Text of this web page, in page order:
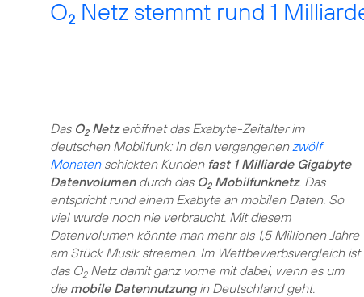
O2 Netz stemmt rund 1
Das O2Netzeröffnet das Exabyte-Zeitalter im
deutschen Mobilfunk: In den vergangenenzwölf
Monatenschickten Kunden fast 1 Milliarde Gigabyte
Datenvolumendurch das O2Mobilfunknetz. Das
entspricht rund einem Exabyte an mobilen Daten. So
viel wurde noch nie verbraucht. Mit diesem
Datenvolumen könnte man mehr als 1,5 Millionen Jahre
am Stück Musik streamen. Im Wettbewerbsvergleich ist
das O2Netz damit ganz vorne mit dabei, wenn es um
die mobile Datennutzungin Deutschland geht.